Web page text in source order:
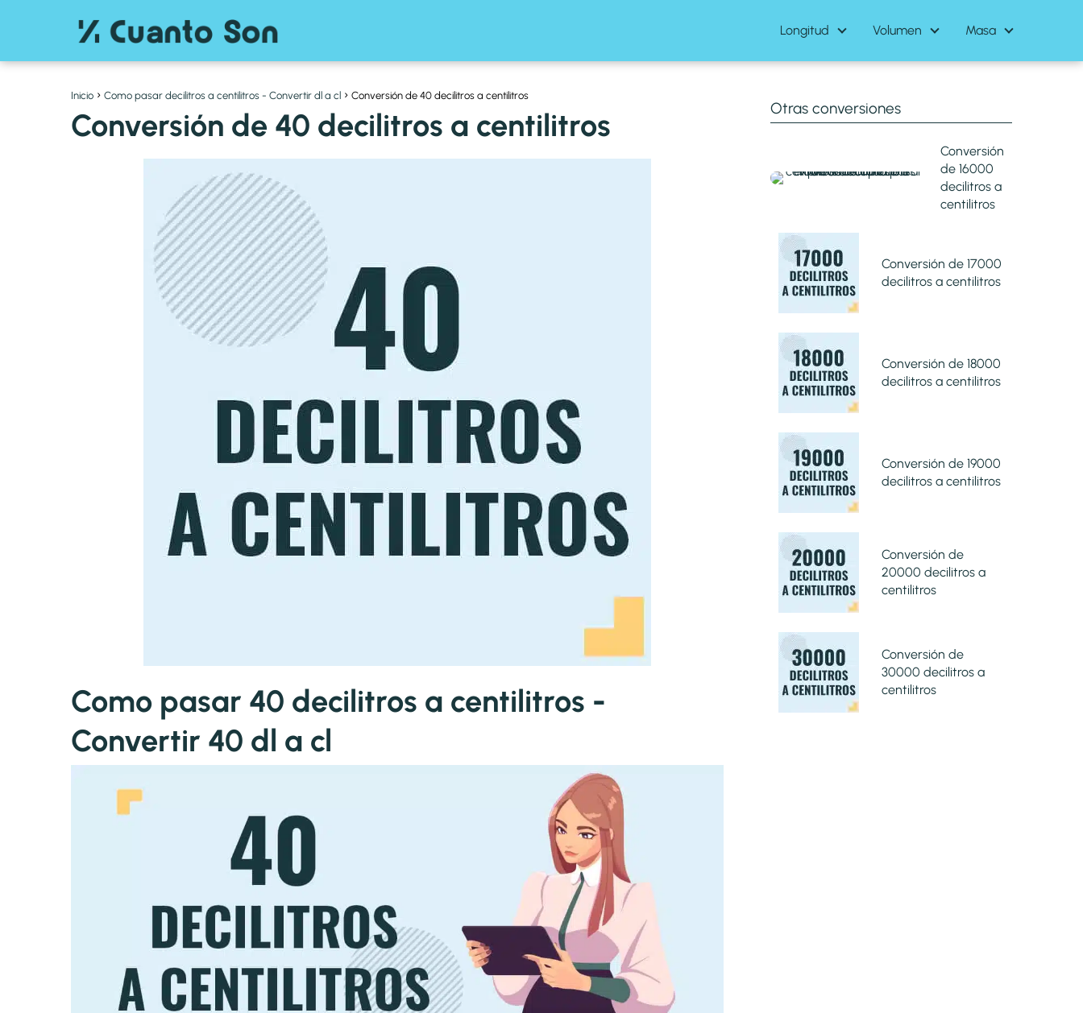
Longitud Volumen Masa
Inicio Como pasar decilitros a centilitros - Convertir dl a cl Conversión de 40 decilitros a centilitros
Conversión de 40 decilitros a centilitros
Como pasar 40 decilitros a centilitros -
Convertir 40 dl a cl
Otras conversiones
Conversión
de 16000
decilitros a
centilitros
Conversión de 17000
decilitros a centilitros
Conversión de 18000
decilitros a centilitros
Conversión de 19000
decilitros a centilitros
Conversión de
20000 decilitros a
centilitros
Conversión de
30000 decilitros a
centilitros